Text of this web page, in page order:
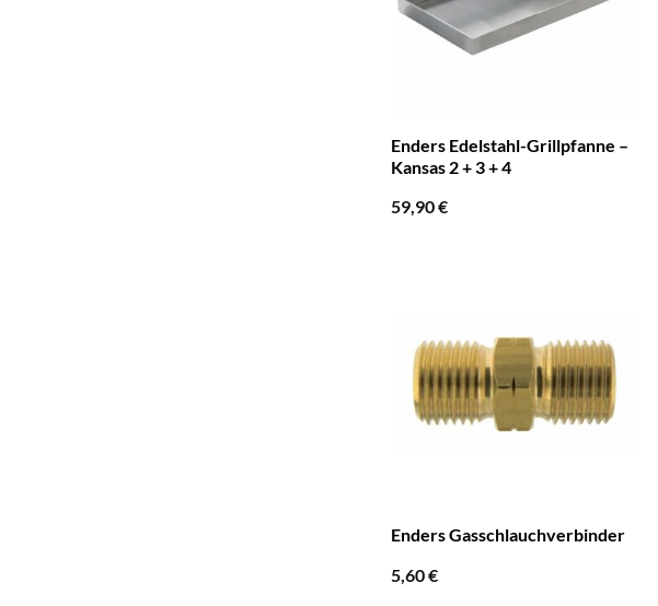
Enders Edelstahl-Grillpfanne –
Kansas 2 + 3 + 4
59,90€
Enders Gasschlauchverbinder
5,60€